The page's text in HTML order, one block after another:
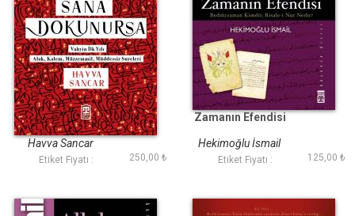
Vahiy Sana
Dokunursa
Havva Sancar
Etiket Fiyatı : 250,00 ₺
Zamanın Efendisi
Hekimoğlu İsmail
Etiket Fiyatı : 125,00 ₺